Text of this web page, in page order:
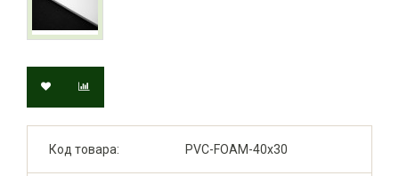
Код товара: PVC-FOAM-40x30